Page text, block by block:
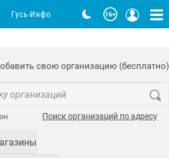
свою организацию (бесплатно)
Поиск организаций по адресу
Гусь-Инфо